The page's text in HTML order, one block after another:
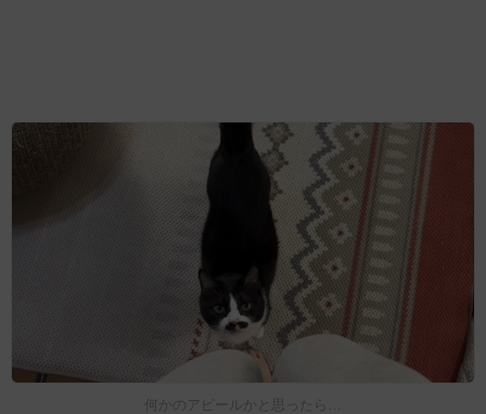
何かのアピールかと思ったら…